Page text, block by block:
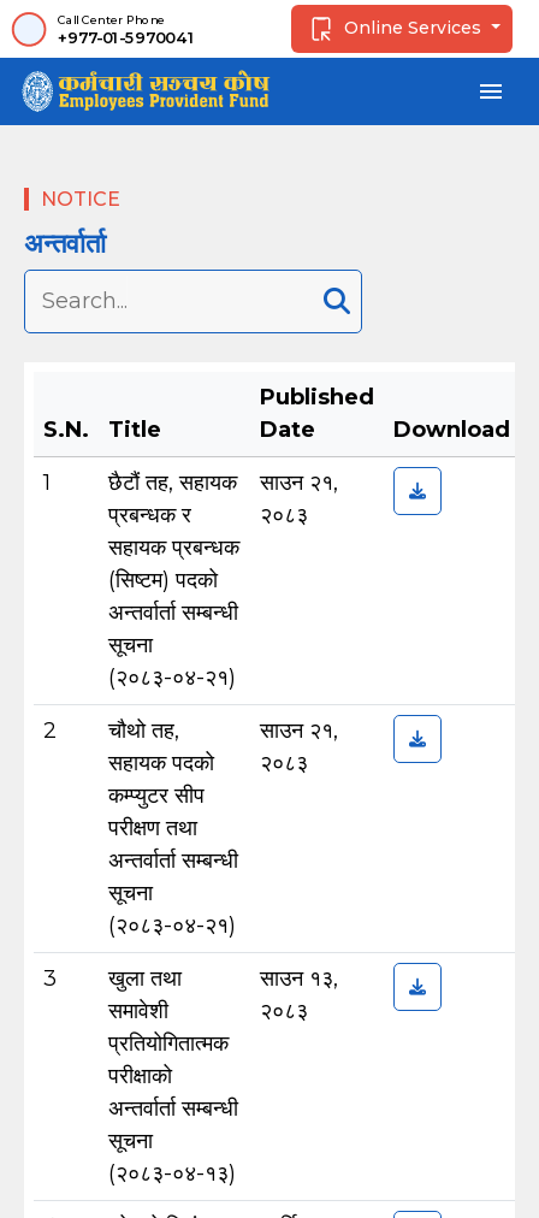
Call Center Phone
+977-01-5970041 Online Services
menu
NOTICE
अन्तर्वार्ता
S.N. Title
Published
Date
Download
1
छैटौं तह, सहायक
प्रबन्धक र
सहायक प्रबन्धक
(सिष्टम) पदको
अन्तर्वार्ता सम्बन्धी
सूचना
(२०८३-०४-२१)
साउन २१,
२०८३
2
चौथो तह,
सहायक पदको
कम्प्युटर सीप
परीक्षण तथा
अन्तर्वार्ता सम्बन्धी
सूचना
(२०८३-०४-२१)
साउन २१,
२०८३
3
खुला तथा
समावेशी
प्रतियोगितात्मक
परीक्षाको
अन्तर्वार्ता सम्बन्धी
सूचना
(२०८३-०४-१३)
साउन १३,
२०८३